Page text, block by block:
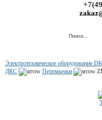
Электротехническое оборудование
ДКС
Перемычки